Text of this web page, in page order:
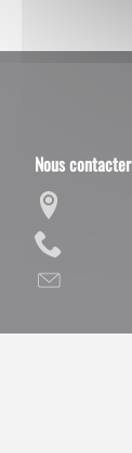
Nous contacter